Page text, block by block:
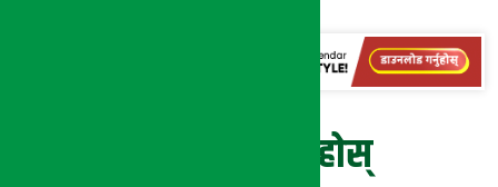
प्रतिक्रिया दिनुहोस्